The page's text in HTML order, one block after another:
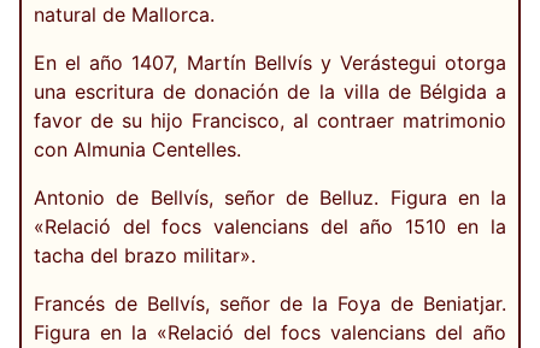
natural de Mallorca.
En el año 1407, Martín Bellvís y Verástegui otorga
una escritura de donación de la villa de Bélgida a
favor de su hijo Francisco, al contraer matrimonio
con Almunia Centelles.
Antonio de Bellvís, señor de Belluz. Figura en la
«Relació del focs valencians del año 1510 en la
tacha del brazo militar».
Francés de Bellvís, señor de la Foya de Beniatjar.
Figura en la «Relació del focs valencians del año